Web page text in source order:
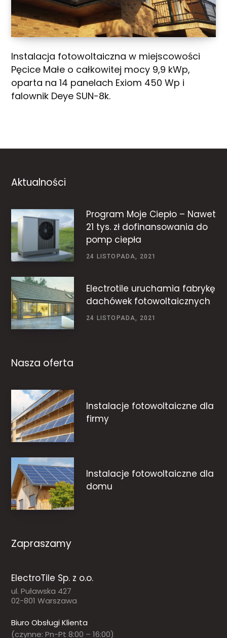
Instalacja fotowoltaiczna w miejscowości
Pęcice Małe o całkowitej mocy 9,9 kWp,
oparta na 14 panelach Exiom 450 Wp i
falownik Deye SUN-8k.
Aktualności
Program Moje Ciepło – Nawet
21 tys. zł dofinansowania do
pomp ciepła
24 LISTOPADA, 2021
Electrotile uruchamia fabrykę
dachówek fotowoltaicznych
24 LISTOPADA, 2021
Nasza oferta
Instalacje fotowoltaiczne dla
firmy
Instalacje fotowoltaiczne dla
domu
Zapraszamy
ElectroTile Sp. z o.o.
ul. Puławska 427
02-801 Warszawa
Biuro Obsługi Klienta
(czynne: Pn-Pt 8:00 – 16:00)